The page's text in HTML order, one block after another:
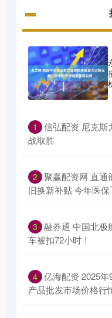
1
信弘配资 尼克斯
战取胜
2 聚赢配资网 直通
旧换新补贴 今年医
3 融券通 中国北极
车被扣72小时！
4 亿海配资 2025
产品批发市场价格行